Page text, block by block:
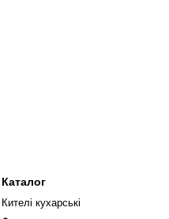
Каталог
Кителі кухарські